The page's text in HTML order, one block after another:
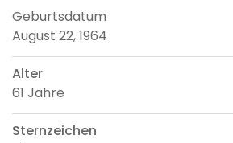
Geburtsdatum
August 22, 1964
Alter
61 Jahre
Sternzeichen